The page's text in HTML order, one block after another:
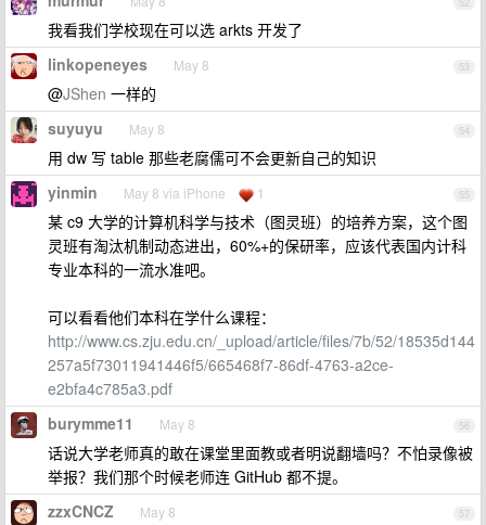
我看我们学校现在可以选 arkts 开发了
53
linkopeneyes May 8
@JShen 一样的
54
suyuyu May 8
用 dw 写 table 那些老腐儒可不会更新自己的知识
55
yinmin May 8 via iPhone 1
某 c9 大学的计算机科学与技术（图灵班）的培养方案，这个图
灵班有淘汰机制动态进出，60%+的保研率，应该代表国内计科
专业本科的一流水准吧。
可以看看他们本科在学什么课程：
http://www.cs.zju.edu.cn/_upload/article/files/7b/52/18535d144
257a5f73011941446f5/665468f7-86df-4763-a2ce-
e2bfa4c785a3.pdf
56
burymme11 May 8
话说大学老师真的敢在课堂里面教或者明说翻墙吗？不怕录像被
举报？我们那个时候老师连 GitHub 都不提。
57
zzxCNCZ May 8